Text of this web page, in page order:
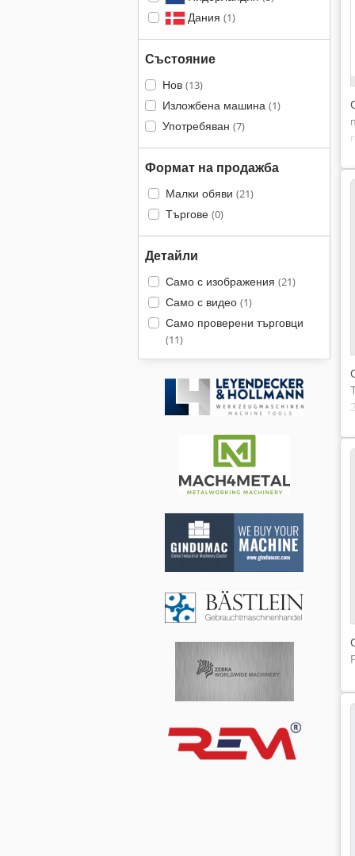
Дания (1)
Състояние
Нов (13)
Изложбена машина (1)
Употребяван (7)
Формат на продажба
Малки обяви (21)
Търгове (0)
Детайли
Само с изображения (21)
Само с видео (1)
Само проверени търговци
(11)